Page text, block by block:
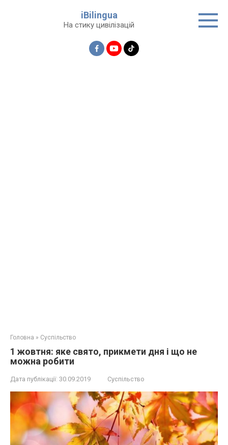
iBilingua
На стику цивілізацій
Головна » Суспільство
1 жовтня: яке свято, прикмети дня і що не
можна робити
Дата публікації: 30.09.2019 Суспільство